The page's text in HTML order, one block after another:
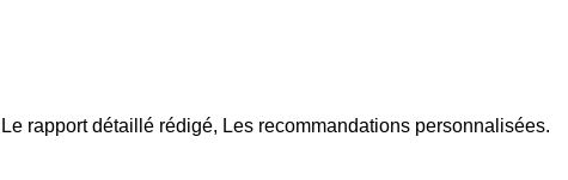
rapport détaillé rédigé, Les recommandations personnalisées.